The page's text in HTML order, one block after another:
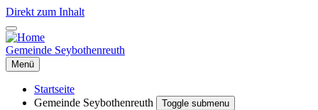
Direkt zum Inhalt
Gemeinde Seybothenreuth
Menü
Startseite
Gemeinde Seybothenreuth
Toggle submenu